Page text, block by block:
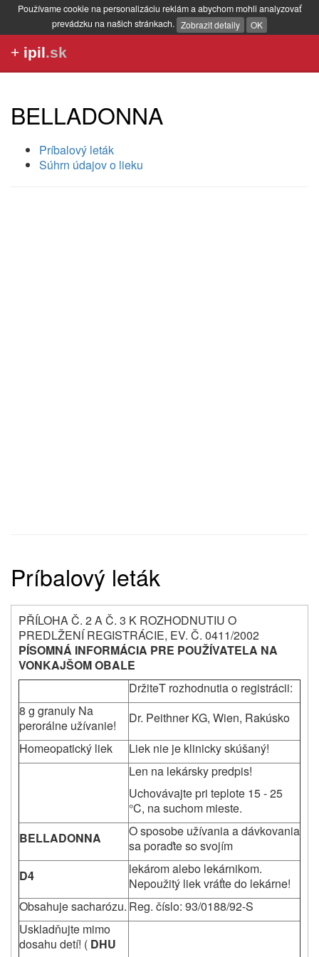
Používame cookie na personalizáciu reklám a abychom mohli analyzovať
prevádzku na našich stránkach. Zobrazit detaily OK
+ ipil.sk
BELLADONNA
Príbalový leták
Súhrn údajov o lieku
Príbalový leták
PŘÍLOHA Č. 2 A Č. 3 K ROZHODNUTIU O
PREDLŽENÍ REGISTRÁCIE, EV. Č. 0411/2002
PÍSOMNÁ INFORMÁCIA PRE POUŽÍVATELA NA
VONKAJŠOM OBALE
DržiteT rozhodnutia o registrácii:
8 g granuly Na
perorálne užívanie!
Dr. Peithner KG, Wien, Rakúsko
Homeopatický liek
Liek nie je klinicky skúšaný!
Len na lekársky predpis!
Uchovávajte pri teplote 15 - 25
°C, na suchom mieste.
BELLADONNA
O sposobe užívania a dávkovania
sa poraďte so svojím
D4
lekárom alebo lekárnikom.
Nepoužitý liek vráťte do lekárne!
Obsahuje sacharózu. Reg. číslo: 93/0188/92-S
Uskladňujte mimo
dosahu detí! ( DHU